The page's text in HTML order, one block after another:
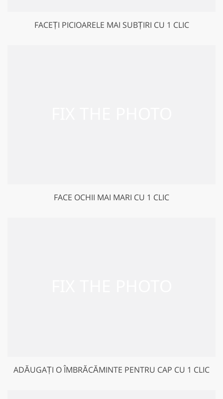
FACEȚI PICIOARELE MAI SUBȚIRI CU 1 CLIC
FACE OCHII MAI MARI CU 1 CLIC
ADĂUGAȚI O ÎMBRĂCĂMINTE PENTRU CAP CU 1 CLIC